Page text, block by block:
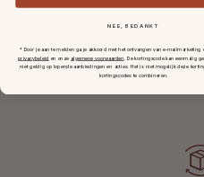
Gratis
in
NEE, BEDANKT
* Door je aan te melden ga je akkoord met het ontvangen van e-mailmarketing
privacybeleid en onze algemene voorwaarden .De kortingscode kan eenmalig
niet geldig op lopende aanbiedingen en acties. Het is niet mogelijk deze
kortingscodes te combineren.